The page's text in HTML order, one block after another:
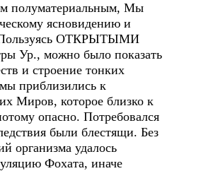
полуматериальным, Мы
ясновидению и
ОТКРЫТЫМИ
Ур., можно было показать
и строение тонких
приблизились к
Миров, которое близко к
опасно. Потребовался
были блестящи. Без
организма удалось
Фохата, иначе